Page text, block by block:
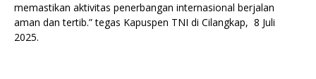
memastikan aktivitas penerbangan internasional berjalan
aman dan tertib.” tegas Kapuspen TNI di Cilangkap, 8 Juli
2025.